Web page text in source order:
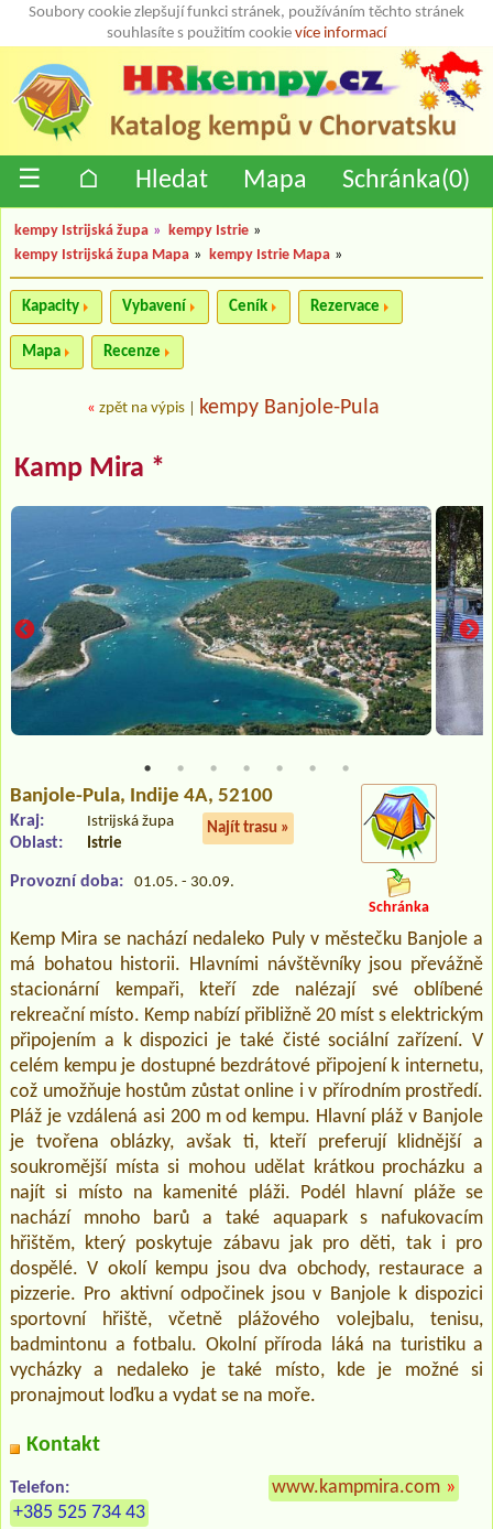
Soubory cookie zlepšují funkci stránek, používáním těchto stránek
souhlasíte s použitím cookie více informací
☰ ⌂ Hledat Mapa Schránka(0)
kempy Istrijská župa » kempy Istrie »
kempy Istrijská župa Mapa » kempy Istrie Mapa »
Kapacity Vybavení Ceník Rezervace
Mapa Recenze
« zpět na výpis kempy Banjole-Pula
Kamp Mira *
Banjole-Pula, Indije 4A, 52100
Najít trasu »
Kraj: Istrijská župa
Oblast: Istrie
Provozní doba:
01.05. - 30.09.
Schránka
Kemp Mira se nachází nedaleko Puly v městečku Banjole a
má bohatou historii. Hlavními návštěvníky jsou převážně
stacionární kempaři, kteří zde nalézají své oblíbené
rekreační místo. Kemp nabízí přibližně 20 míst s elektrickým
připojením a k dispozici je také čisté sociální zařízení. V
celém kempu je dostupné bezdrátové připojení k internetu,
což umožňuje hostům zůstat online i v přírodním prostředí.
Pláž je vzdálená asi 200 m od kempu. Hlavní pláž v Banjole
je tvořena oblázky, avšak ti, kteří preferují klidnější a
soukromější místa si mohou udělat krátkou procházku a
najít si místo na kamenité pláži. Podél hlavní pláže se
nachází mnoho barů a také aquapark s nafukovacím
hřištěm, který poskytuje zábavu jak pro děti, tak i pro
dospělé. V okolí kempu jsou dva obchody, restaurace a
pizzerie. Pro aktivní odpočinek jsou v Banjole k dispozici
sportovní hřiště, včetně plážového volejbalu, tenisu,
badmintonu a fotbalu. Okolní příroda láká na turistiku a
vycházky a nedaleko je také místo, kde je možné si
pronajmout loďku a vydat se na moře.
Kontakt
Telefon:
+385 525 734 43
www.kampmira.com »